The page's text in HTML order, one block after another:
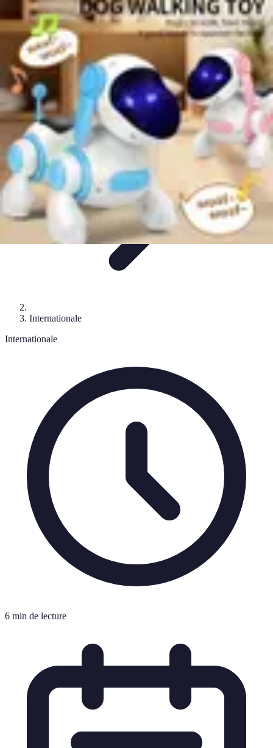
Guide Grandes Écoles
Admission et PréparationPréparation et StratégieFormationsChoix
de l'écoleGuides
Guide Grandes Écoles
Internationale
Internationale
6 min de lecture